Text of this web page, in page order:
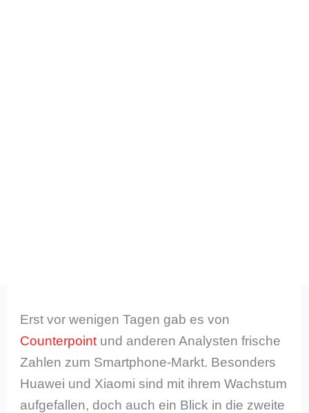
Erst vor wenigen Tagen gab es von
Counterpoint und anderen Analysten frische
Zahlen zum Smartphone-Markt. Besonders
Huawei und Xiaomi sind mit ihrem Wachstum
aufgefallen, doch auch ein Blick in die zweite